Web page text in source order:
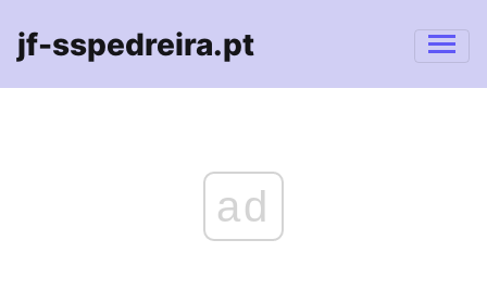
jf-sspedreira.pt
ad